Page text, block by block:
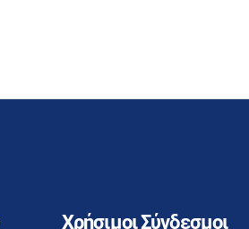
Χρήσιμοι Σύνδεσμοι